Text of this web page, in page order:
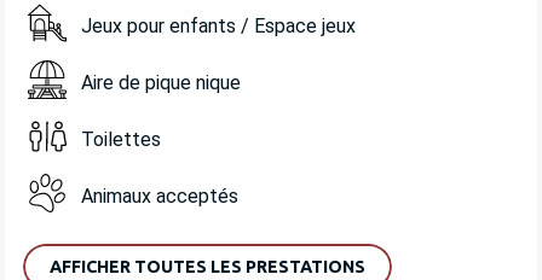
Jeux pour enfants / Espace jeux
Aire de pique nique
Toilettes
Animaux acceptés
AFFICHER TOUTES LES PRESTATIONS